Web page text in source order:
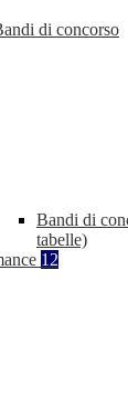
di concorso
Bandi di
tabelle)
12